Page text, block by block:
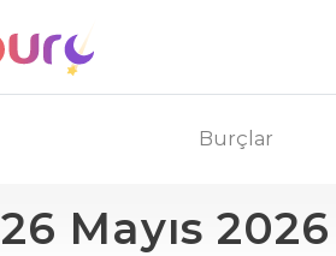
Burçlar
26 Mayıs